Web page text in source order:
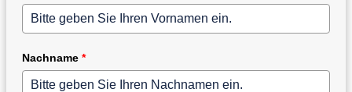
Nachname *